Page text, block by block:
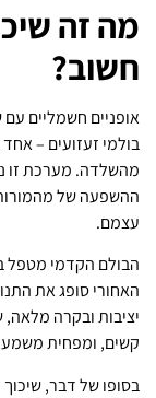
מה זה
חשוב?
בולמי זעזועים –
מהשלדה. מערכת זו
ההשפעה של
עצמם.
הבולם הקדמי מטפל
האחורי סופג את
יציבות ובקרה
קשים, ומפחית
בסופו של דבר,